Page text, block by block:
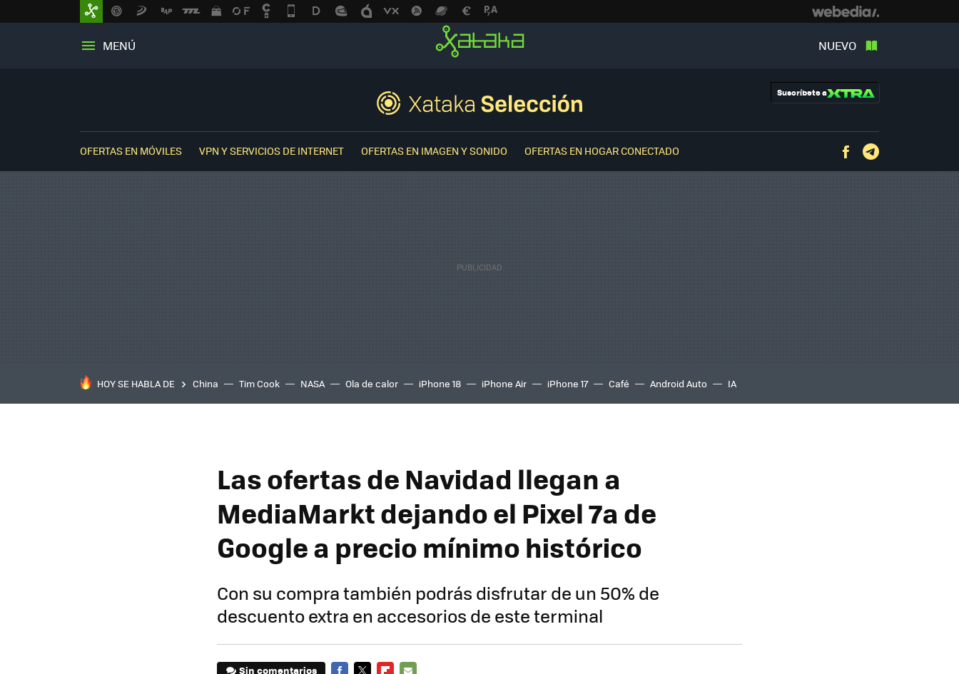
MENÚ NUEVO
Suscríbete a
OFERTAS EN MÓVILES VPN Y SERVICIOS DE INTERNET OFERTAS EN IMAGEN Y SONIDO OFERTAS EN HOGAR CONECTADO Facebook
HOY SE HABLA DE China Tim Cook NASA Ola de calor iPhone 18 iPhone Air iPhone 17 Café Android Auto IA
Las ofertas de Navidad llegan a
MediaMarkt dejando el Pixel 7a de
Google a precio mínimo histórico
Con su compra también podrás disfrutar de un 50% de
descuento extra en accesorios de este terminal
Sin comentarios